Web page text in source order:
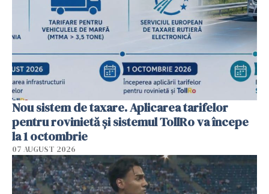
Nou sistem de taxare. Aplicarea tarifelor
pentru rovinietă şi sistemul TollRo va începe
la 1 octombrie
07 AUGUST 2026